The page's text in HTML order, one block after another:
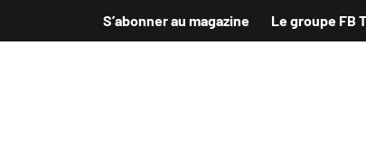
S’abonner au magazine Le groupe FB